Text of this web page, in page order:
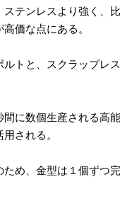
テンレスより強く、
価な点にある。
トと、スクラップレ
に数個生産される高
される。
め、金型は１個ずつ